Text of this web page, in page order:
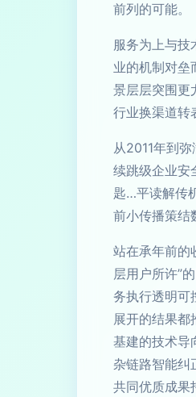
前列的可能。
服务为上与技
业的机制对垒
景层层突围更
行业换渠道转
从2011年到
续跳级企业安
匙…平读解传
前小传播策结
站在承年前的
层用户所许”
务执行透明可
展开的结果
基建的技术导
杂链路智能纠
共同优质成果